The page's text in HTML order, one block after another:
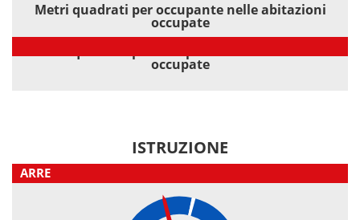
Metri quadrati per occupante nelle abitazioni
occupate
occupate
ISTRUZIONE
ARRE